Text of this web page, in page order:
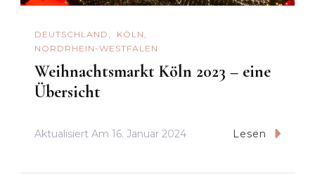
DEUTSCHLAND
KÖLN
NORDRHEIN-WESTFALEN
Weihnachtsmarkt Köln 2023 – eine
Übersicht
Aktualisiert Am 16. Januar 2024 Lesen